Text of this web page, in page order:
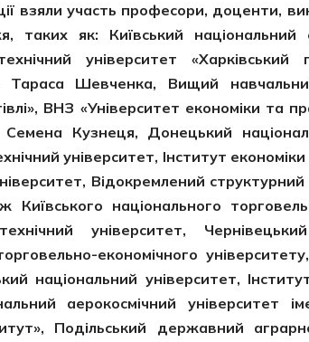
участь професори, доценти,
таких як: Київський
університет «Харківський
Тараса Шевченка, Вищий
ВНЗ «Університет економіки та
Семена Кузнеця, Донецький
університет, Інститут
Відокремлений
національного
університет,
економічного
національний університет,
аерокосмічний університет
Подільський державний